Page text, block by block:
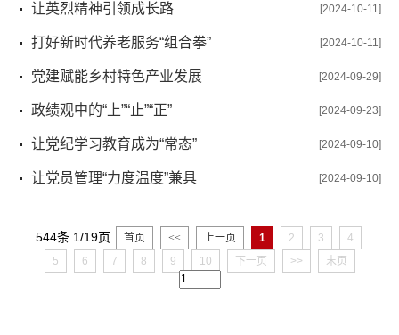
[2024-10-11]
让英烈精神引领成长路
[2024-10-11]
打好新时代养老服务“组合拳”
[2024-09-29]
党建赋能乡村特色产业发展
[2024-09-23]
政绩观中的“上”“止”“正”
[2024-09-10]
让党纪学习教育成为“常态”
[2024-09-10]
让党员管理“力度温度”兼具
544条 1/19页 首页 << 上一页 1 2 3
4
5
6 7 8 9 10 下一页 >> 末页